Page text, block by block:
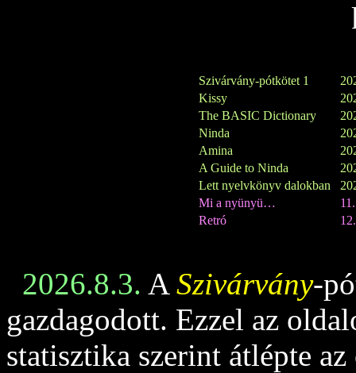
Szivárvány-pótkötet 1
Kissy
The BASIC Dictionary
Ninda
Amina
A Guide to Ninda
Lett nyelvkönyv dalokban
Mi a nyünyü…
Retró
2026.8.3. A Szivárvány-
gazdagodott. Ezzel az
statisztika szerint átlépte